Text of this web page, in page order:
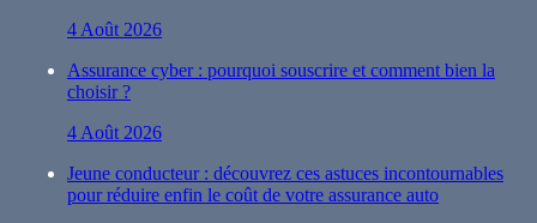
4 Août 2026
Assurance cyber : pourquoi souscrire et comment bien la
choisir ?
4 Août 2026
Jeune conducteur : découvrez ces astuces incontournables
pour réduire enfin le coût de votre assurance auto